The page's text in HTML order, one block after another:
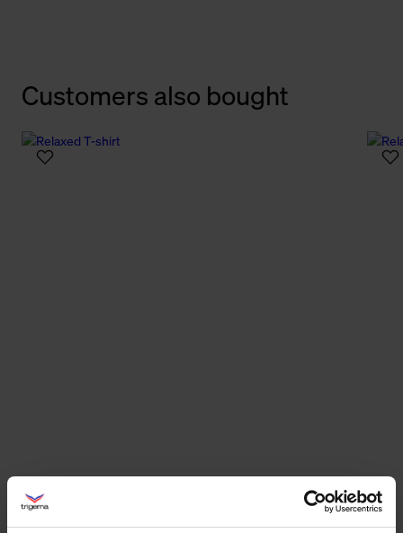
Customers also bought